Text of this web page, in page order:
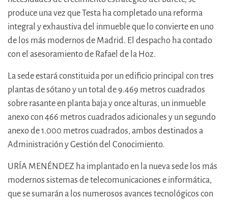
produce una vez que Testa ha completado una reforma
integral y exhaustiva del inmueble que lo convierte en uno
de los más modernos de Madrid. El despacho ha contado
con el asesoramiento de Rafael de la Hoz.
La sede estará constituida por un edificio principal con tres
plantas de sótano y un total de 9.469 metros cuadrados
sobre rasante en planta baja y once alturas, un inmueble
anexo con 466 metros cuadrados adicionales y un segundo
anexo de 1.000 metros cuadrados, ambos destinados a
Administración y Gestión del Conocimiento.
URÍA MENÉNDEZ ha implantado en la nueva sede los más
modernos sistemas de telecomunicaciones e informática,
que se sumarán a los numerosos avances tecnológicos con